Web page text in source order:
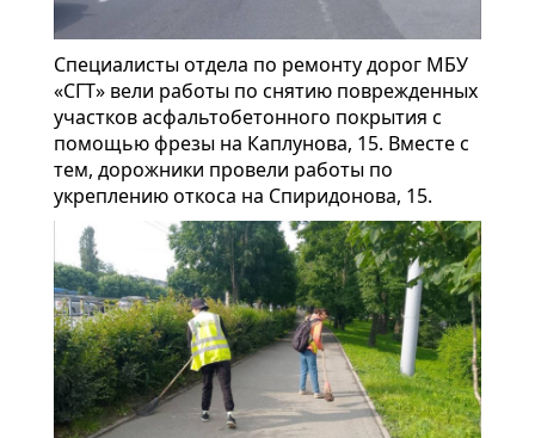
Специалисты отдела по ремонту дорог МБУ
«СГТ» вели работы по снятию поврежденных
участков асфальтобетонного покрытия с
помощью фрезы на Каплунова, 15. Вместе с
тем, дорожники провели работы по
укреплению откоса на Спиридонова, 15.